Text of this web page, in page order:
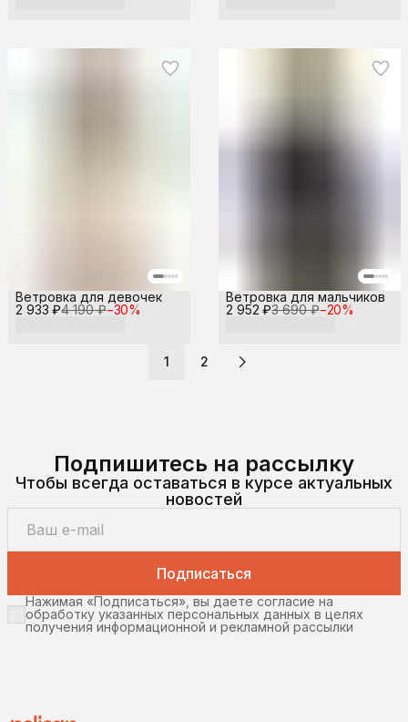
2 933 ₽4 190 ₽−30%
Ветровка для девочек
2 952 ₽3 690 ₽−20%
Ветровка для мальчиков
1 2
Подпишитесь на рассылку
Чтобы всегда оставаться в курсе актуальных
новостей
Подписаться
Нажимая «Подписаться», вы даете согласие на
обработку указанных персональных данных в целях
получения информационной и рекламной рассылки